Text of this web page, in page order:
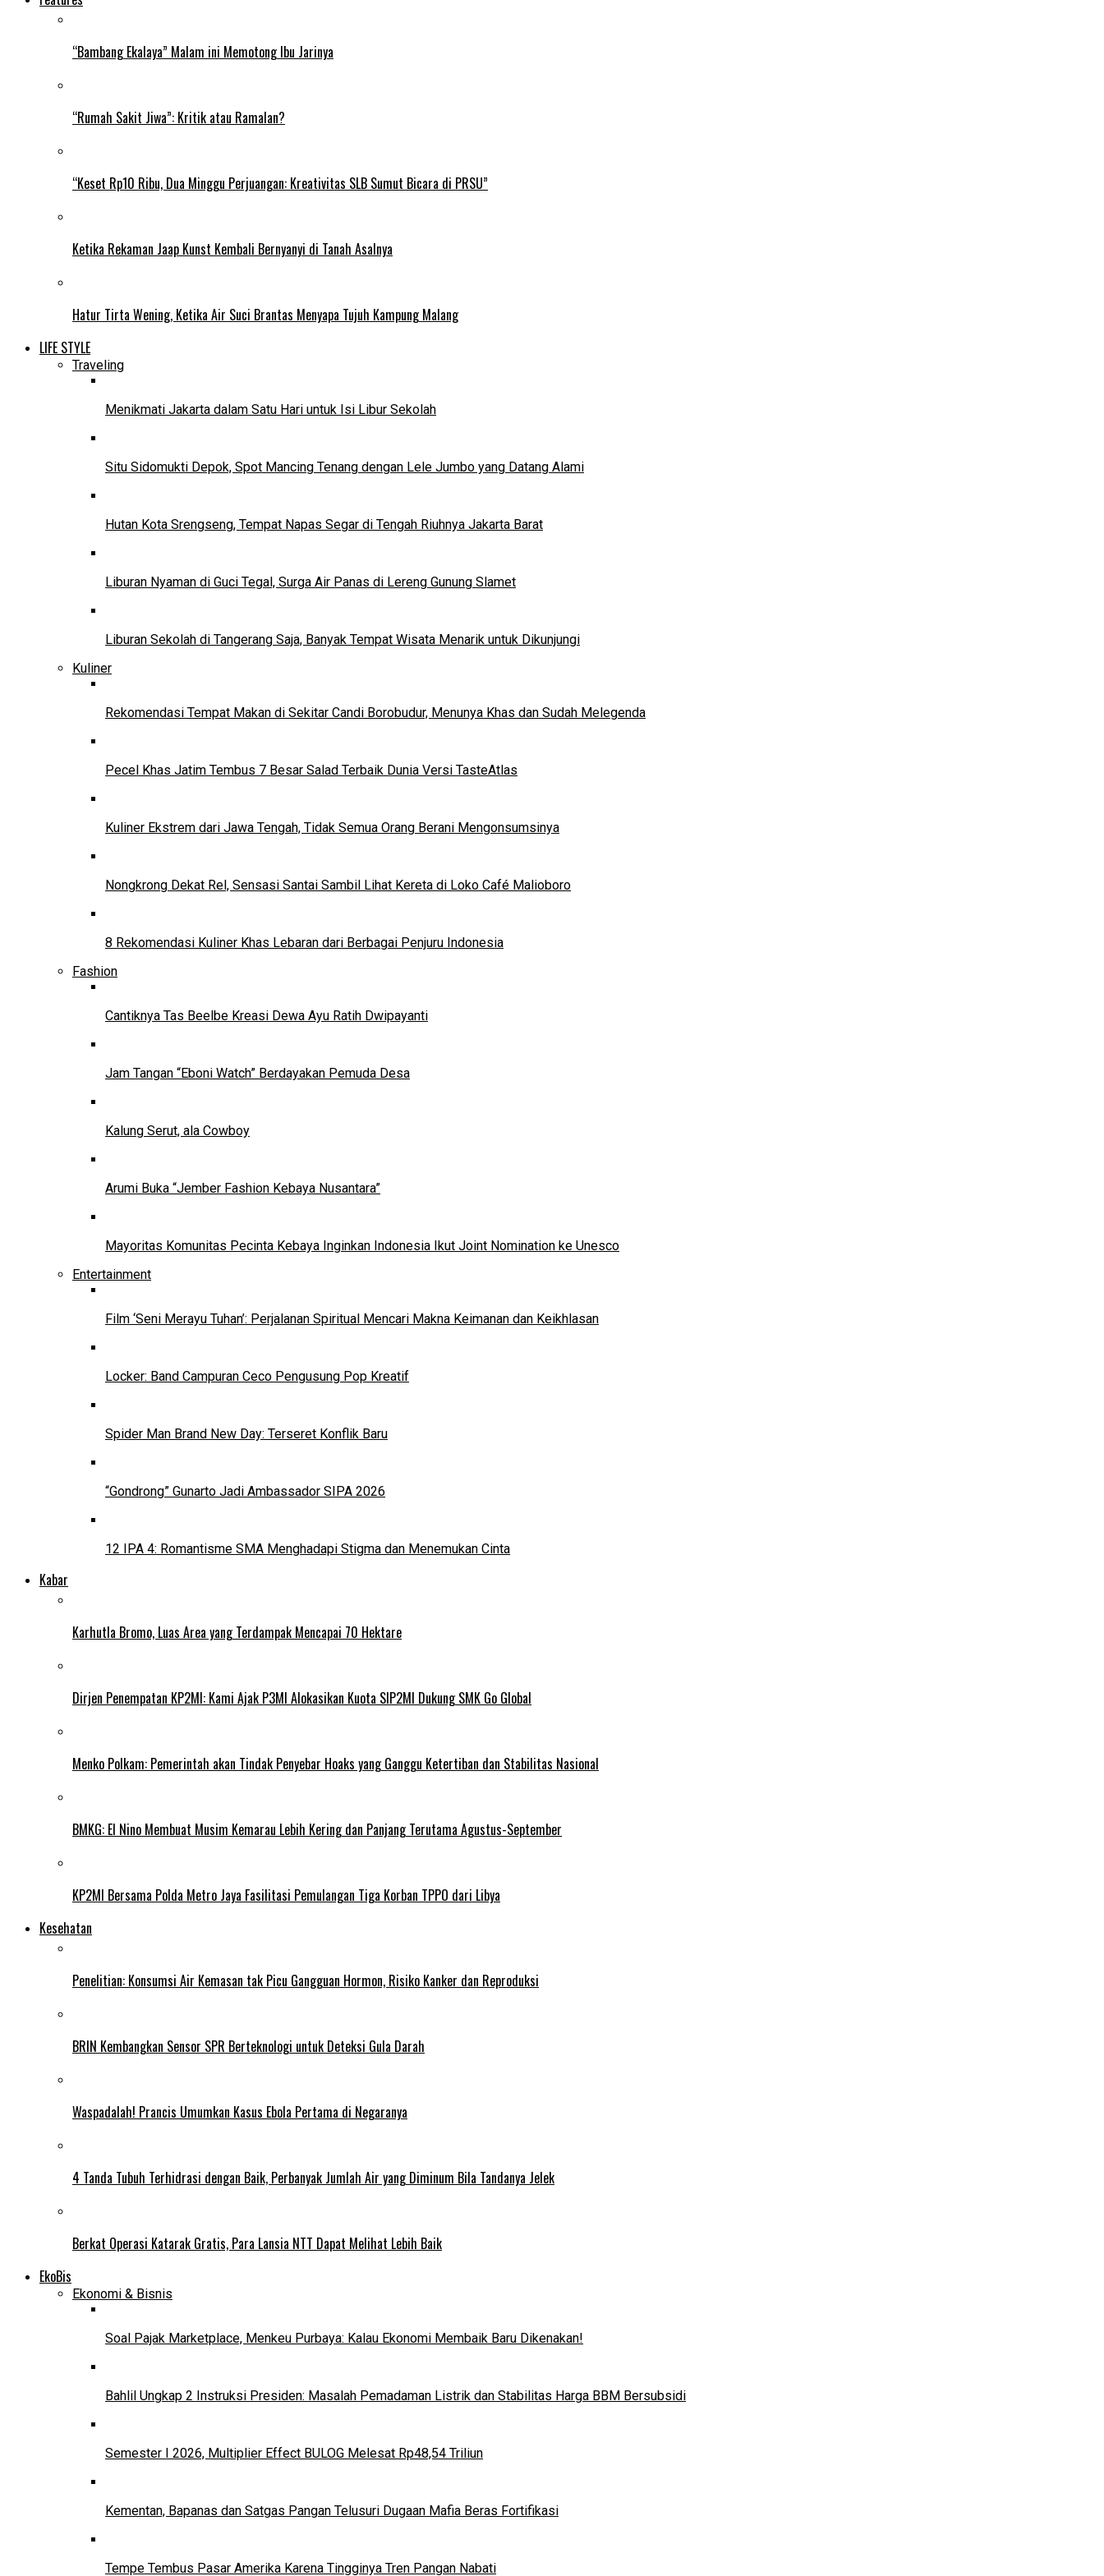
“Bambang Ekalaya” Malam ini Memotong Ibu Jarinya
“Rumah Sakit Jiwa”: Kritik atau Ramalan?
“Keset Rp10 Ribu, Dua Minggu Perjuangan: Kreativitas SLB Sumut Bicara di PRSU”
Ketika Rekaman Jaap Kunst Kembali Bernyanyi di Tanah Asalnya
Hatur Tirta Wening, Ketika Air Suci Brantas Menyapa Tujuh Kampung Malang
LIFE STYLE
Traveling
Menikmati Jakarta dalam Satu Hari untuk Isi Libur Sekolah
Situ Sidomukti Depok, Spot Mancing Tenang dengan Lele Jumbo yang Datang Alami
Hutan Kota Srengseng, Tempat Napas Segar di Tengah Riuhnya Jakarta Barat
Liburan Nyaman di Guci Tegal, Surga Air Panas di Lereng Gunung Slamet
Liburan Sekolah di Tangerang Saja, Banyak Tempat Wisata Menarik untuk Dikunjungi
Kuliner
Rekomendasi Tempat Makan di Sekitar Candi Borobudur, Menunya Khas dan Sudah Melegenda
Pecel Khas Jatim Tembus 7 Besar Salad Terbaik Dunia Versi TasteAtlas
Kuliner Ekstrem dari Jawa Tengah, Tidak Semua Orang Berani Mengonsumsinya
Nongkrong Dekat Rel, Sensasi Santai Sambil Lihat Kereta di Loko Café Malioboro
8 Rekomendasi Kuliner Khas Lebaran dari Berbagai Penjuru Indonesia
Fashion
Cantiknya Tas Beelbe Kreasi Dewa Ayu Ratih Dwipayanti
Jam Tangan “Eboni Watch” Berdayakan Pemuda Desa
Kalung Serut, ala Cowboy
Arumi Buka “Jember Fashion Kebaya Nusantara”
Mayoritas Komunitas Pecinta Kebaya Inginkan Indonesia Ikut Joint Nomination ke Unesco
Entertainment
Film ‘Seni Merayu Tuhan’: Perjalanan Spiritual Mencari Makna Keimanan dan Keikhlasan
Locker: Band Campuran Ceco Pengusung Pop Kreatif
Spider Man Brand New Day: Terseret Konflik Baru
“Gondrong” Gunarto Jadi Ambassador SIPA 2026
12 IPA 4: Romantisme SMA Menghadapi Stigma dan Menemukan Cinta
Kabar
Karhutla Bromo, Luas Area yang Terdampak Mencapai 70 Hektare
Dirjen Penempatan KP2MI: Kami Ajak P3MI Alokasikan Kuota SIP2MI Dukung SMK Go Global
Menko Polkam: Pemerintah akan Tindak Penyebar Hoaks yang Ganggu Ketertiban dan Stabilitas Nasional
BMKG: El Nino Membuat Musim Kemarau Lebih Kering dan Panjang Terutama Agustus-September
KP2MI Bersama Polda Metro Jaya Fasilitasi Pemulangan Tiga Korban TPPO dari Libya
Kesehatan
Penelitian: Konsumsi Air Kemasan tak Picu Gangguan Hormon, Risiko Kanker dan Reproduksi
BRIN Kembangkan Sensor SPR Berteknologi untuk Deteksi Gula Darah
Waspadalah! Prancis Umumkan Kasus Ebola Pertama di Negaranya
4 Tanda Tubuh Terhidrasi dengan Baik, Perbanyak Jumlah Air yang Diminum Bila Tandanya Jelek
Berkat Operasi Katarak Gratis, Para Lansia NTT Dapat Melihat Lebih Baik
EkoBis
Ekonomi & Bisnis
Soal Pajak Marketplace, Menkeu Purbaya: Kalau Ekonomi Membaik Baru Dikenakan!
Bahlil Ungkap 2 Instruksi Presiden: Masalah Pemadaman Listrik dan Stabilitas Harga BBM Bersubsidi
Semester I 2026, Multiplier Effect BULOG Melesat Rp48,54 Triliun
Kementan, Bapanas dan Satgas Pangan Telusuri Dugaan Mafia Beras Fortifikasi
Tempe Tembus Pasar Amerika Karena Tingginya Tren Pangan Nabati